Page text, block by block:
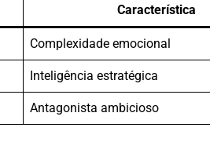
Característica
Complexidade emocional
Inteligência estratégica
Antagonista ambicioso